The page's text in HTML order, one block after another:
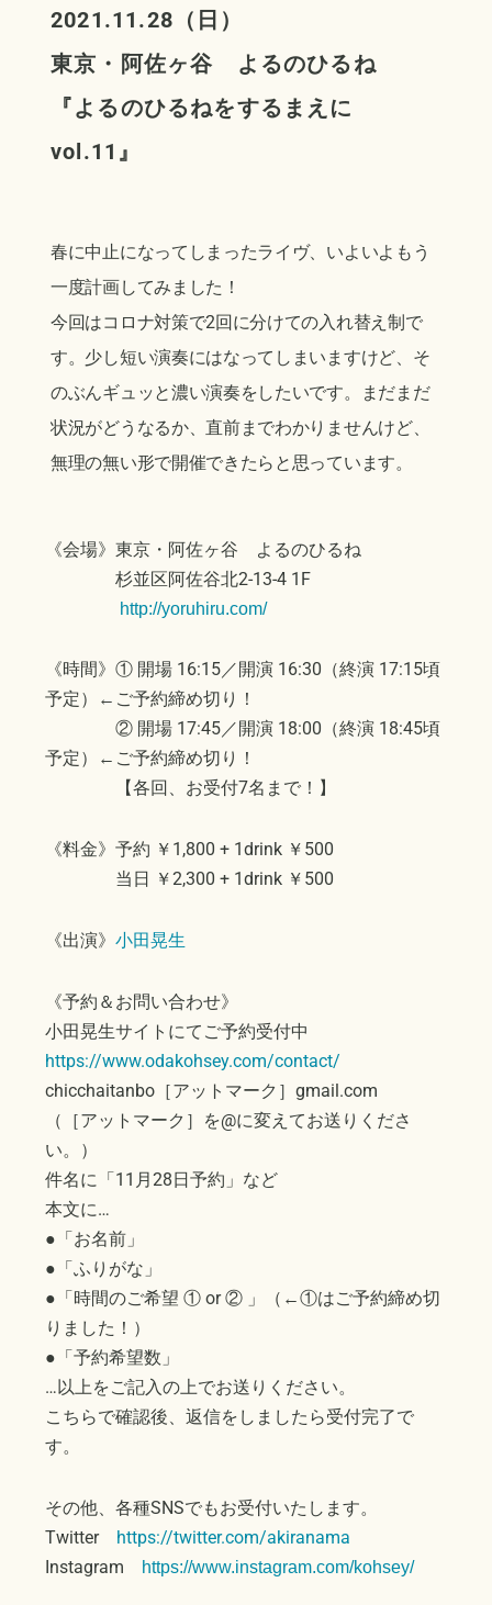
2021.11.28（日）
東京・阿佐ヶ谷 よるのひるね
『よるのひるねをするまえに
vol.11 』
春に中止になってしまったライヴ、いよいよもう
一度計画してみました！
今回はコロナ対策で2回に分けての入れ替え制で
す。少し短い演奏にはなってしまいますけど、そ
のぶんギュッと濃い演奏をしたいです。まだまだ
状況がどうなるか、直前までわかりませんけど、
無理の無い形で開催できたらと思っています。
《会場》東京・阿佐ヶ谷 よるのひるね
杉並区阿佐谷北2-13-4 1F
http://yoruhiru.com/
《時間》① 開場 16:15／開演 16:30（終演 17:15頃
予定）←ご予約締め切り！
② 開場 17:45／開演 18:00（終演 18:45頃
予定）←ご予約締め切り！
【各回、お受付7名まで！】
《料金》予約 ￥1,800 + 1drink ￥500
当日 ￥2,300 + 1drink ￥500
《出演》 小田晃生
《予約＆お問い合わせ》
小田晃生サイトにてご予約受付中
https://www.odakohsey.com/contact/
chicchaitanbo［アットマーク］gmail.com
（［アットマーク］を@に変えてお送りくださ
い。）
件名に「11月28日予約」など
本文に…
●「お名前」
●「ふりがな」
●「時間のご希望 ① or ② 」（←①はご予約締め切
りました！）
●「予約希望数」
…以上をご記入の上でお送りください。
こちらで確認後、返信をしましたら受付完了で
す。
その他、各種SNSでもお受付いたします。
Twitter https://twitter.com/akiranama
Instagram
https://www.instagram.com/kohsey/